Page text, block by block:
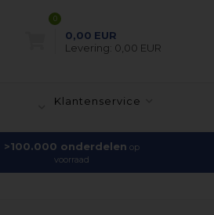
0
0,00 EUR
Levering: 0,00 EUR
Klantenservice
>100.000 onderdelen op
voorraad